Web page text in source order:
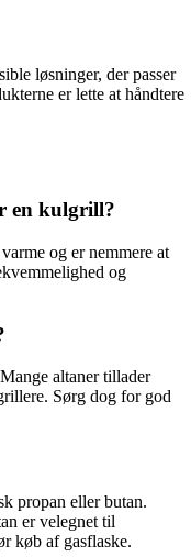
løsninger, der passer
er lette at håndtere
en kulgrill?
og er nemmere at
og
altaner tillader
Sørg dog for god
propan eller butan.
er velegnet til
køb af gasflaske.